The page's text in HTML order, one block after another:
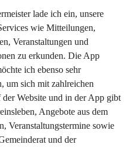
lade ich ein, unsere
wie Mitteilungen,
Veranstaltungen und
zu erkunden. Die App
ich ebenso sehr
um sich mit zahlreichen
Website und in der App gibt
Angebote aus dem
Veranstaltungstermine sowie
und der